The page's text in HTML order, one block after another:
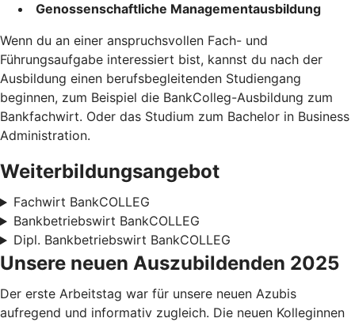
Genossenschaftliche Managementausbildung
Wenn du an einer anspruchsvollen Fach- und
Führungsaufgabe interessiert bist, kannst du nach der
Ausbildung einen berufsbegleitenden Studiengang
beginnen, zum Beispiel die BankColleg-Ausbildung zum
Bankfachwirt. Oder das Studium zum Bachelor in Business
Administration.
Weiterbildungsangebot
Fachwirt BankCOLLEG
Bankbetriebswirt BankCOLLEG
Dipl. Bankbetriebswirt BankCOLLEG
Unsere neuen Auszubildenden 2025
Der erste Arbeitstag war für unsere neuen Azubis
aufregend und informativ zugleich. Die neuen Kolleginnen